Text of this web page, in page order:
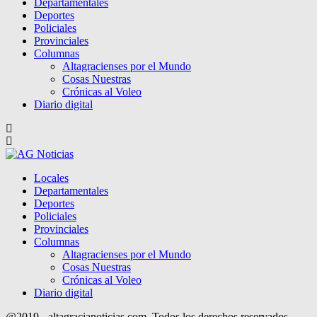
Departamentales
Deportes
Policiales
Provinciales
Columnas
Altagracienses por el Mundo
Cosas Nuestras
Crónicas al Voleo
Diario digital
Locales
Departamentales
Deportes
Policiales
Provinciales
Columnas
Altagracienses por el Mundo
Cosas Nuestras
Crónicas al Voleo
Diario digital